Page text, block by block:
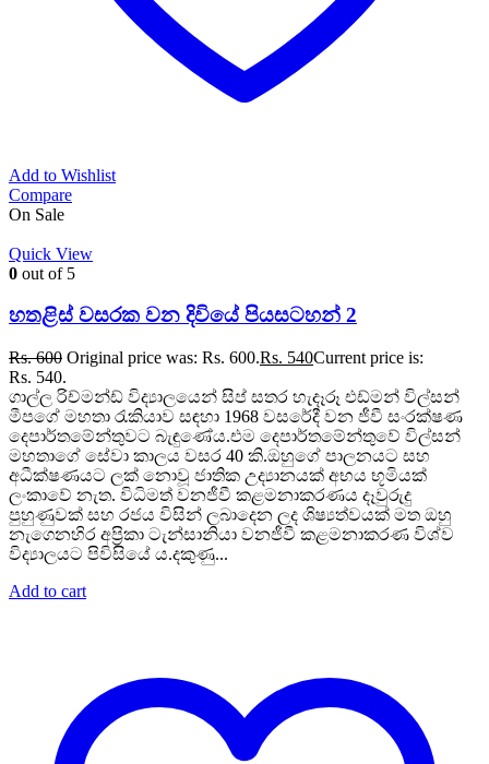
Add to Wishlist
Compare
On Sale
Quick View
0 out of 5
හතළිස් වසරක වන දිවියේ පියසටහන් 2
Rs.600 Original price was: Rs. 600.Rs. 540Current price is:
Rs. 540.
ගාල්ල රිච්මන්ඩ් විද්‍යාලයෙන් සිප් සතර හැදෑරූ එඩ්මන් විල්සන්
මීපගේ මහතා රැකියාව සඳහා 1968 වසරේදී වන ජීවී සංරක්ෂණ
දෙපාර්තමේන්තුවට බැඳුණේය.එම දෙපාර්තමේන්තුවේ විල්සන්
මහතාගේ සේවා කාලය වසර 40 කි.ඔහුගේ පාලනයට සහ
අධීක්ෂණයට ලක් නොවූ ජාතික උද්‍යානයක් අභය භූමියක්
ලංකාවේ නැත. විධිමත් වනජීවී කළමනාකරණය දෑවුරුදු
පුහුණුවක් සහ රජය විසින් ලබාදෙන ලද ශිෂ්‍යත්වයක් මත ඔහු
නැගෙනහිර අප්‍රිකා ටැන්සානියා වනජීවී කළමනාකරණ විශ්ව
විද්‍යාලයට පිවිසියේ ය.දකුණු...
Add to cart